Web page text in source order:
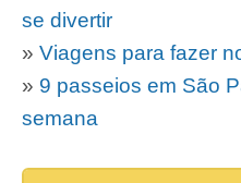
se divertir
» Viagens para fazer
» 9 passeios em São
semana